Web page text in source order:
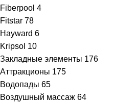
Fiberpool 4
Fitstar 78
Hayward 6
Kripsol 10
Закладные элементы 176
Аттракционы 175
Водопады 65
Воздушный массаж 64